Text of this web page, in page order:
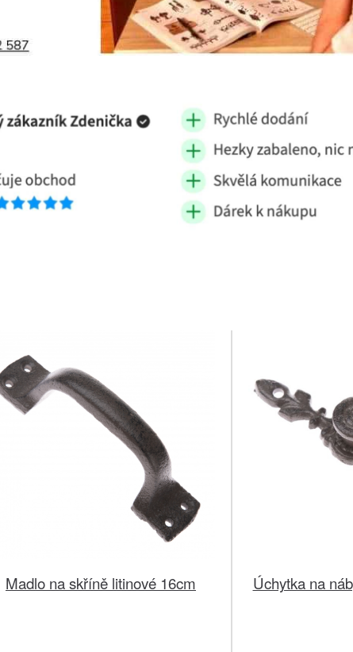
Madlo na skříně litinové 16cm Úchytka na